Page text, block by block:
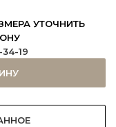
УТОЧНИТЬ
19